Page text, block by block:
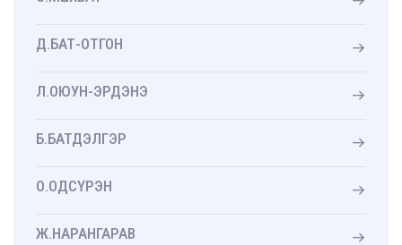
Д.БАТ-ОТГОН
Л.ОЮУН-ЭРДЭНЭ
Б.БАТДЭЛГЭР
О.ОДСҮРЭН
Ж.НАРАНГАРАВ